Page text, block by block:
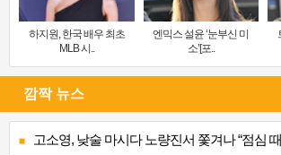
하지원, 한국 배우 최초
MLB 시..
엔믹스 설윤 ‘눈부신 미
소’[포..
깜짝 뉴스
고소영, 낮술 마시다 노량진서 쫓겨나 “점심